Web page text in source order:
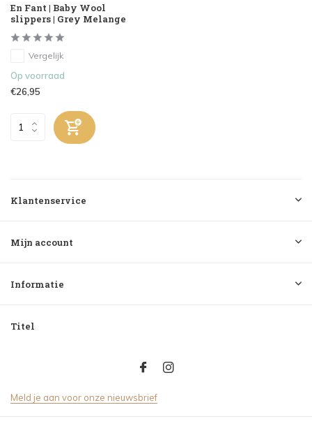
En Fant | Baby Wool
slippers | Grey Melange
Vergelijk
Op voorraad
€26,95
Klantenservice
Mijn account
Informatie
Titel
Meld je aan voor onze nieuwsbrief